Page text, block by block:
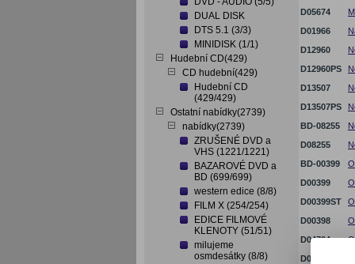
DUAL DISK
DTS 5.1 (3/3)
MINIDISK (1/1)
Hudební CD(429)
CD hudební(429)
Hudební CD
(429/429)
Ostatní nabídky(2739)
nabídky(2739)
ZRUŠENÉ DVD a
VHS (1221/1221)
BAZAROVÉ DVD a
BD (699/699)
western edice (8/8)
FILM X (254/254)
EDICE FILMOVÉ
KLENOTY (51/51)
milujeme
osmdesátky (8/8)
D05674
D01966
D12960
D12960PS
D13507
D13507PS
BD-08255
D08255
BD-00399
D00399
D00399ST
D00398
D04704
D04704R